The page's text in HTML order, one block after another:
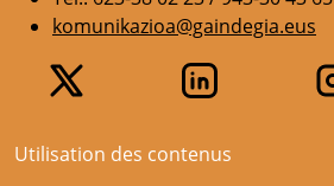
komunikazioa@gaindegia.eus
Utilisation des contenus